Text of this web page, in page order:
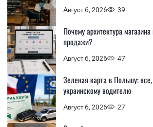
Август 6, 2026 39
Август 6, 2026 47
Почему архитектура
продажи?
Август 6, 2026 27
Зеленая карта в Польшу:
украинскому водителю